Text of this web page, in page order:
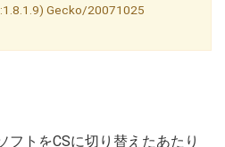
Gecko/20071025
フトをCSに切り替えたあたり